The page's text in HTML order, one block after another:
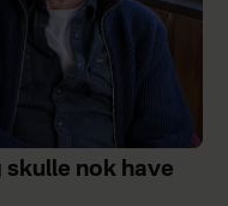
nok have